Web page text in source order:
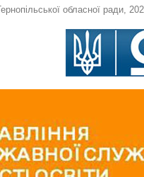
обласної ради,